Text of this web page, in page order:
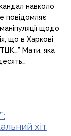
навколо
повідомляє
щодо
що в Харкові
Мати, яка
хіт